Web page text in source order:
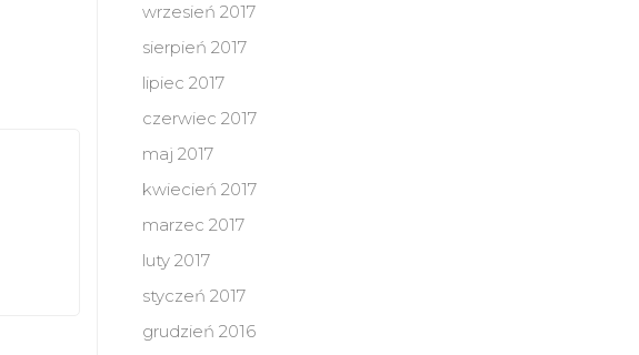
wrzesień 2017
sierpień 2017
lipiec 2017
czerwiec 2017
maj 2017
kwiecień 2017
marzec 2017
luty 2017
styczeń 2017
grudzień 2016